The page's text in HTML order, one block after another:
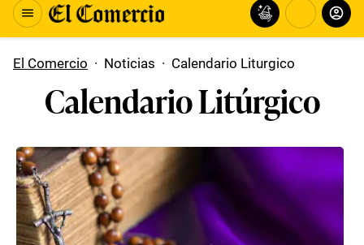
El Comercio · Noticias · Calendario Liturgico
Calendario Litúrgico